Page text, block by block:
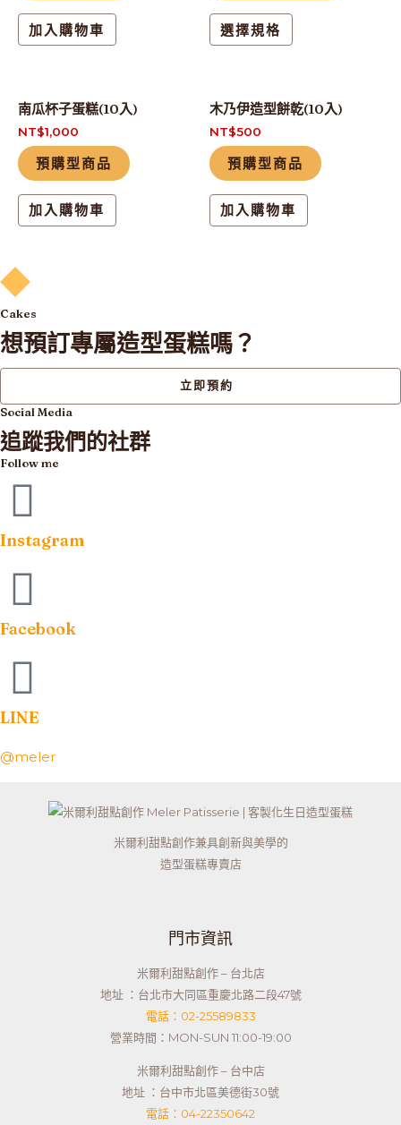
加入購物車 選擇規格
多
可
產
品
頁
面
南瓜杯子蛋糕(10入)
NT$1,000
預購型商品
加入購物車
木乃伊造型餅乾(10入)
NT$500
預購型商品
加入購物車
Cakes
想預訂專屬造型蛋糕嗎？
立即預約
Social Media
追蹤我們的社群
Follow me
Instagram
Facebook
LINE
@meler
米爾利甜點創作兼具創新與美學的
造型蛋糕專賣店
門市資訊
米爾利甜點創作 – 台北店
地址 ：台北市大同區重慶北路二段47號
電話：02-25589833
營業時間：MON-SUN 11:00-19:00
米爾利甜點創作 – 台中店
地址 ：台中市北區美德街30號
電話：04-22350642